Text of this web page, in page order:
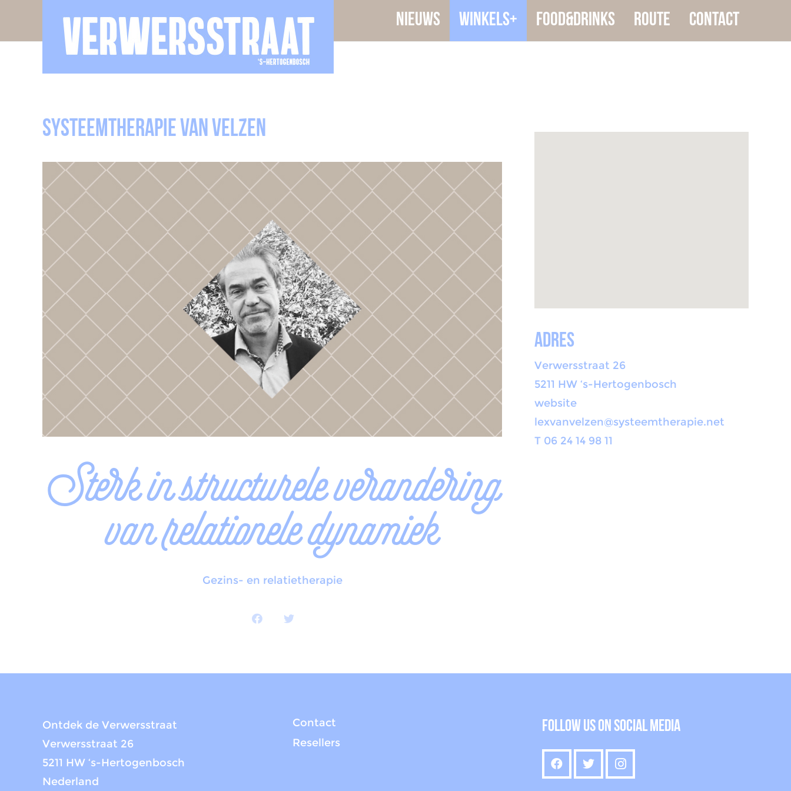
Nieuws Winkels+ food&drinks Route Contact
Systeemtherapie Van Velzen
Sterk in structurele verandering
van relationele dynamiek
Gezins- en relatietherapie
Adres
Verwersstraat 26
5211 HW ‘s-Hertogenbosch
website
lexvanvelzen@systeemtherapie.net
T 06 24 14 98 11
Ontdek de Verwersstraat
Verwersstraat 26
5211 HW ‘s-Hertogenbosch
Nederland
Contact
Resellers
Follow us on social media